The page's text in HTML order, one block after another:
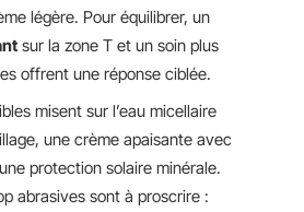
légère. Pour équilibrer, un
sur la zone T et un soin plus
offrent une réponse ciblée.
misent sur l’eau micellaire
une crème apaisante avec
protection solaire minérale.
abrasives sont à proscrire :